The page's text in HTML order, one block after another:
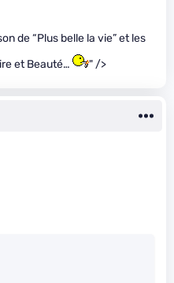
de “Plus belle la vie” et les
et Beauté…
" />